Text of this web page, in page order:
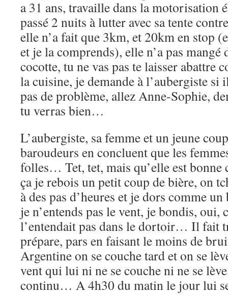
a 31 ans, travaille dans la motorisation
passé 2 nuits à lutter avec sa tente
elle n’a fait que 3km, et 20km en stop
et je la comprends), elle n’a pas
cocotte, tu ne vas pas te laisser abattre
la cuisine, je demande à l’aubergiste
pas de problème, allez Anne-Sophie,
tu verras bien…
L’aubergiste, sa femme et un jeune
baroudeurs en concluent que les
folles… Tet, tet, mais qu’elle est
ça je rebois un petit coup de bière, on
à des pas d’heures et je dors comme
je n’entends pas le vent, je bondis, oui,
l’entendait pas dans le dortoir… Il
prépare, pars en faisant le moins de
Argentine on se couche tard et on se
vent qui lui ni ne se couche ni ne se
continu… A 4h30 du matin le jour lui